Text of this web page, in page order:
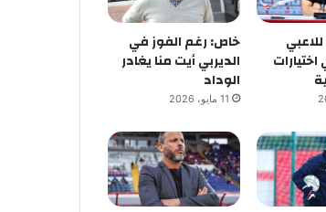
خاص: رغم الفوز في
الديربي أيت منا يغادر
الوداد
11 مايو، 2026